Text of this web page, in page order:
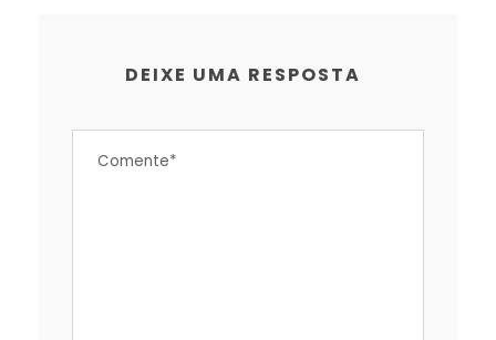
DEIXE UMA RESPOSTA